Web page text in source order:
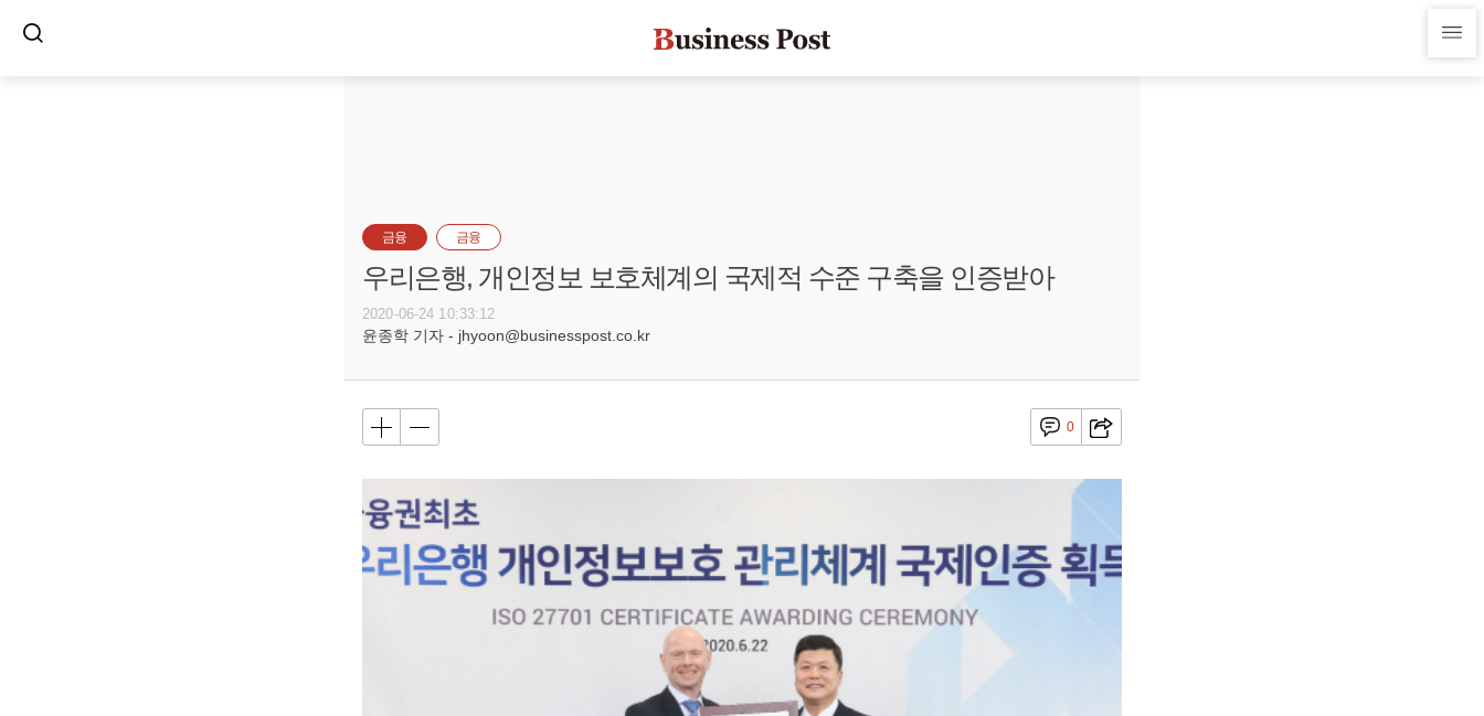
금융 금융
우리은행, 개인정보 보호체계의 국제적 수준 구축을 인증받아
2020-06-24 10:33:12
윤종학 기자 - jhyoon@businesspost.co.kr
0